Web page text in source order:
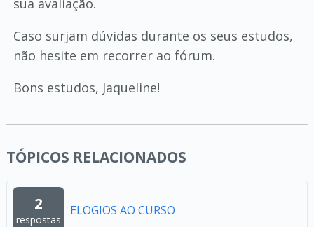
sua avaliação.
Caso surjam dúvidas durante os seus estudos,
não hesite em recorrer ao fórum.
Bons estudos, Jaqueline!
TÓPICOS RELACIONADOS
2
respostas
ELOGIOS AO CURSO